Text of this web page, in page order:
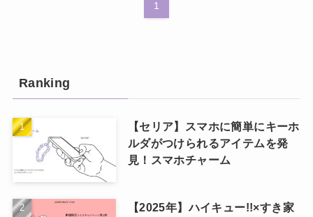
1
Ranking
【セリア】スマホに簡単にキーホ
ルダがつけられるアイテムを発
見！スマホチャーム
【2025年】ハイキュー!!×すき家